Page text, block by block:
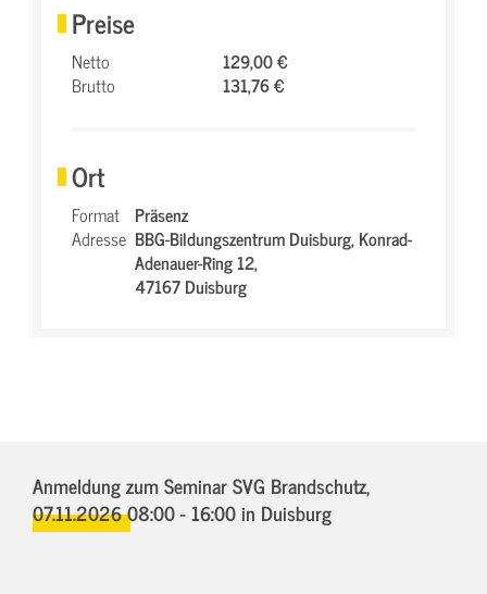
Preise
Netto
129,00 €
Brutto
131,76 €
Ort
Format Präsenz
Adresse BBG-Bildungszentrum Duisburg,Konrad-
Adenauer-Ring 12,
47167 Duisburg
Anmeldung zum Seminar SVG Brandschutz,
07.11.2026 08:00 - 16:00in Duisburg